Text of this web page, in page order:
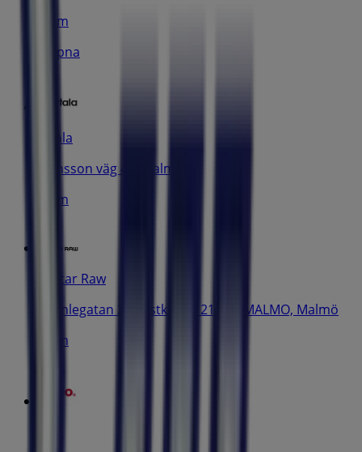
11 m
Öppna
iittala
Hansson väg 40, Malmö
11 m
G-Star Raw
Humlegatan 21 (lastkajen) 211 27 MALMO, Malmö
11 m